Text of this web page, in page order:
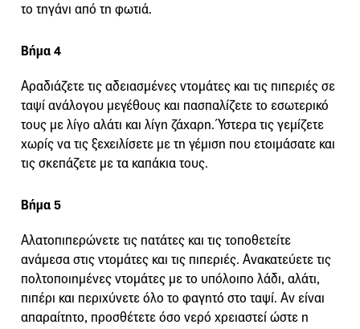
το τηγάνι από τη φωτιά.
Βήμα 4
Αραδιάζετε τις αδειασμένες ντομάτες και τις πιπεριές σε
ταψί ανάλογου μεγέθους και πασπαλίζετε το εσωτερικό
τους με λίγο αλάτι και λίγη ζάχαρη. Ύστερα τις γεμίζετε
χωρίς να τις ξεχειλίσετε με τη γέμιση που ετοιμάσατε και
τις σκεπάζετε με τα καπάκια τους.
Βήμα 5
Αλατοπιπερώνετε τις πατάτες και τις τοποθετείτε
ανάμεσα στις ντομάτες και τις πιπεριές. Ανακατεύετε τις
πολτοποιημένες ντομάτες με το υπόλοιπο λάδι, αλάτι,
πιπέρι και περιχύνετε όλο το φαγητό στο ταψί. Αν είναι
απαραίτητο, προσθέτετε όσο νερό χρειαστεί ώστε η